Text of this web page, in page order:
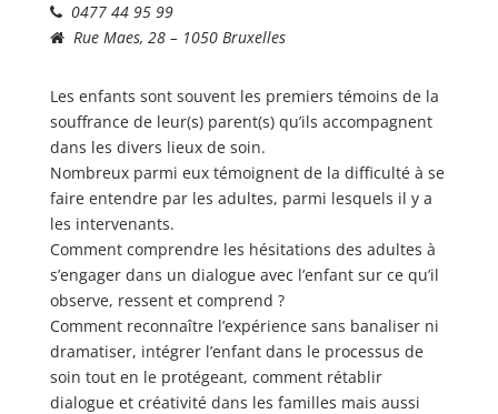
0477 44 95 99
Rue Maes, 28 – 1050 Bruxelles
Les enfants sont souvent les premiers témoins de la
souffrance de leur(s) parent(s) qu’ils accompagnent
dans les divers lieux de soin.
Nombreux parmi eux témoignent de la difficulté à se
faire entendre par les adultes, parmi lesquels il y a
les intervenants.
Comment comprendre les hésitations des adultes à
s’engager dans un dialogue avec l’enfant sur ce qu’il
observe, ressent et comprend ?
Comment reconnaître l’expérience sans banaliser ni
dramatiser, intégrer l’enfant dans le processus de
soin tout en le protégeant, comment rétablir
dialogue et créativité dans les familles mais aussi